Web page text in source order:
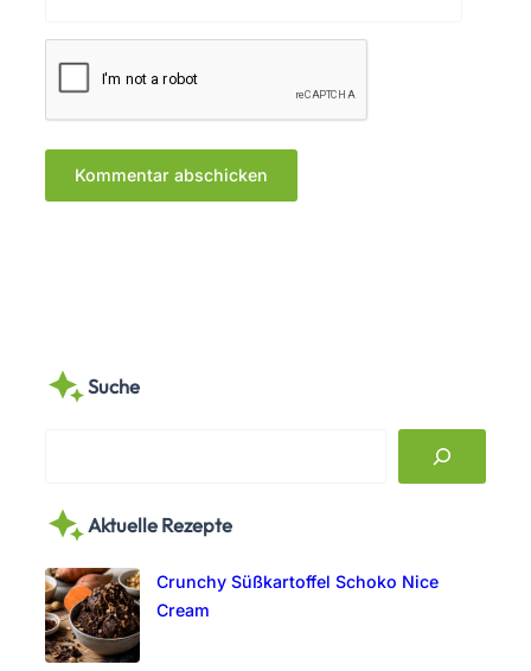
Suche
r
h
Aktuelle Rezepte
Crunchy Süßkartoffel Schoko Nice
Cream